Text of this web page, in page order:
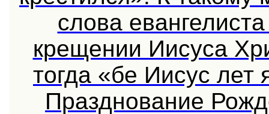
слова
крещении Иисуса
тогда «бе Иисус лет
Празднование